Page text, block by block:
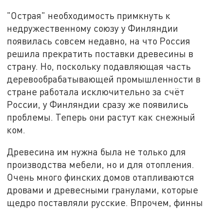
"Острая" необходимость примкнуть к
недружественному союзу у Финляндии
появилась совсем недавно, на что Россия
решила прекратить поставки древесины в
страну. Но, поскольку подавляющая часть
деревообрабатывающей промышленности в
стране работала исключительно за счёт
России, у Финляндии сразу же появились
проблемы. Теперь они растут как снежный
ком.
Древесина им нужна была не только для
производства мебели, но и для отопления.
Очень много финских домов отапливаются
дровами и древесными гранулами, которые
щедро поставляли русские. Впрочем, финны